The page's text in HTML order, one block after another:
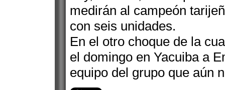
medirán al campeón
con seis unidades.
En el otro choque de la
el domingo en Yacuiba a
equipo del grupo que aún